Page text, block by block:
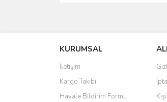
Ürün resmi kalitesiz, bozuk
Ürün açıklamasında eksik
Ürün bilgilerinde hatalar
Ürün fiyatı diğer sitelerden
KURUMSAL
İletişim
Kargo Takibi
Havale Bildirim Formu